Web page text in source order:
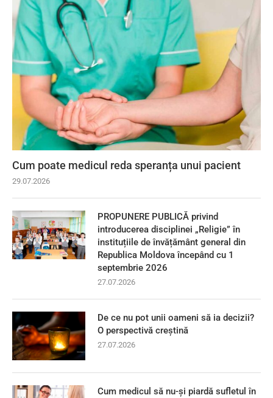
Cum poate medicul reda speranța unui pacient
29.07.2026
PROPUNERE PUBLICĂ privind
introducerea disciplinei „Religie” în
instituțiile de învățământ general din
Republica Moldova începând cu 1
septembrie 2026
27.07.2026
De ce nu pot unii oameni să ia decizii?
O perspectivă creștină
27.07.2026
Cum medicul să nu-și piardă sufletul în